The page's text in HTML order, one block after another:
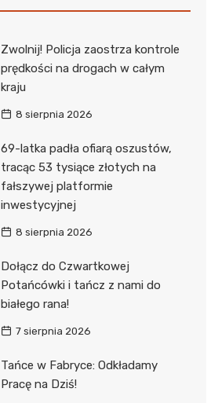
Zwolnij! Policja zaostrza kontrole
prędkości na drogach w całym
kraju
8 sierpnia 2026
69-latka padła ofiarą oszustów,
tracąc 53 tysiące złotych na
fałszywej platformie
inwestycyjnej
8 sierpnia 2026
Dołącz do Czwartkowej
Potańcówki i tańcz z nami do
białego rana!
7 sierpnia 2026
Tańce w Fabryce: Odkładamy
Pracę na Dziś!